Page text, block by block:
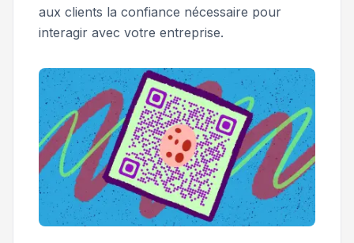
aux clients la confiance nécessaire pour
interagir avec votre entreprise.